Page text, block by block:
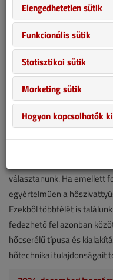
HMV-készítés
2024. december 2. |
4
4.5 (2)
Ha felmerül a kérdés,
cikkben amellett fogunk
egy kifejezetten erre a
választanunk. Ha emellett
egyértelműen a
Ezekből többfélét is
fedezhető fel azonban
hőcserélű típusa és
hőtechnikai tulajdonságait
Elengedhetetlen sütik
Funkcionális sütik
Statisztikai sütik
Marketing sütik
Hogyan kapcsolhatók